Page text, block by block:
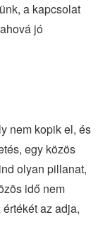
a kapcsolat
jó
nem kopik el, és
egy közös
olyan pillanat,
idő nem
az adja,